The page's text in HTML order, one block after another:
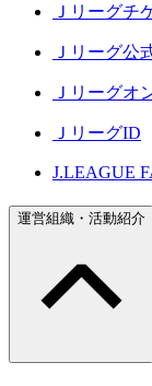
Ｊリーグチ
Ｊリーグ公
Ｊリーグオ
ＪリーグID
J.LEAGUE
運営組織・活動紹介